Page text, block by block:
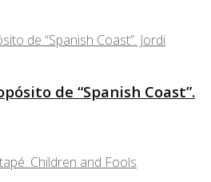
de “Spanish Coast”.